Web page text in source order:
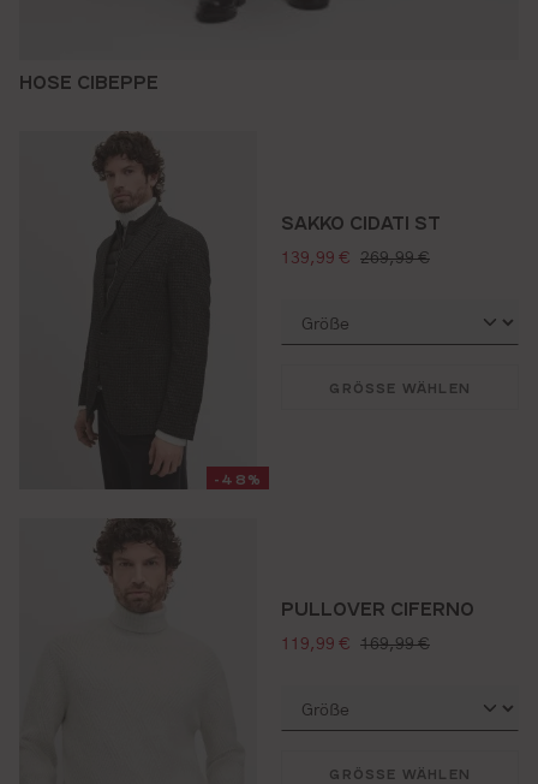
HOSE CIBEPPE
-48%
SAKKO CIDATI ST
verkaufspreis:
139,99 € regulärer preis:
269,99 €
GRÖSSE WÄHLEN
PULLOVER CIFERNO
verkaufspreis:
119,99 € regulärer preis:
169,99 €
GRÖSSE WÄHLEN